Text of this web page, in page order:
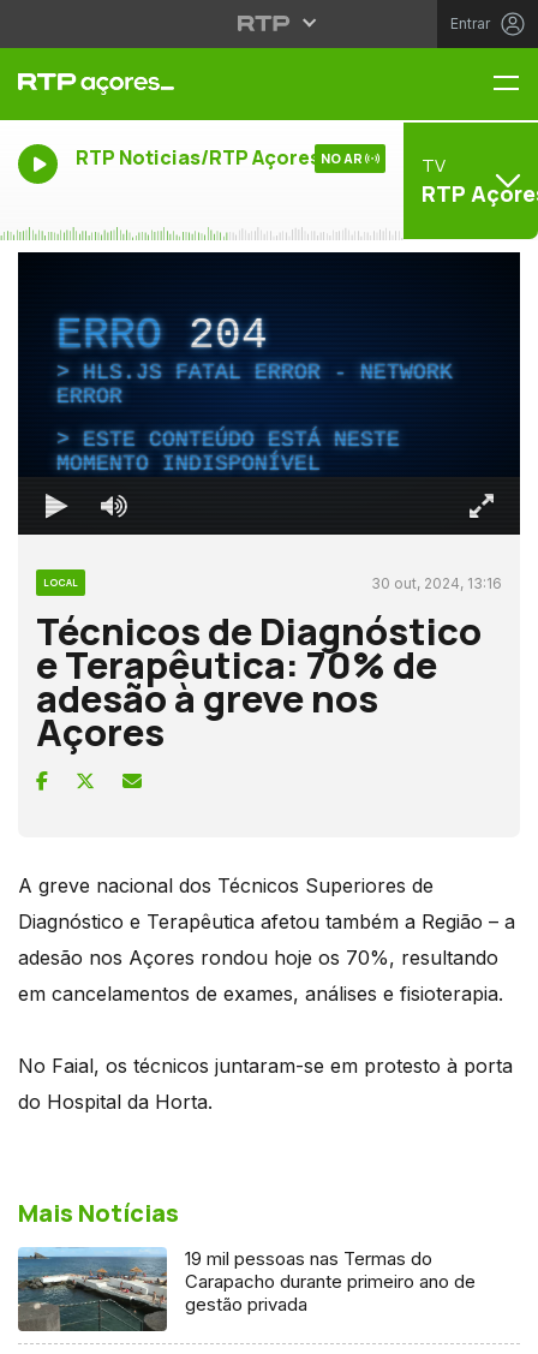
Entrar
RTP Noticias/RTP Açores NO AR TV
RTP
ERRO204
HLS.JS FATAL ERROR - NETWORK
ERROR
ESTE CONTEÚDO ESTÁ NESTE
MOMENTO INDISPONÍVEL
LOCAL 30 out, 2024, 13:16
Técnicos de Diagnóstico
e Terapêutica: 70% de
adesão à greve nos
Açores
A greve nacional dos Técnicos Superiores de
Diagnóstico e Terapêutica afetou também a Região – a
adesão nos Açores rondou hoje os 70%, resultando
em cancelamentos de exames, análises e fisioterapia.
No Faial, os técnicos juntaram-se em protesto à porta
do Hospital da Horta.
Mais Notícias
19 mil pessoas nas Termas do
Carapacho durante primeiro ano de
gestão privada